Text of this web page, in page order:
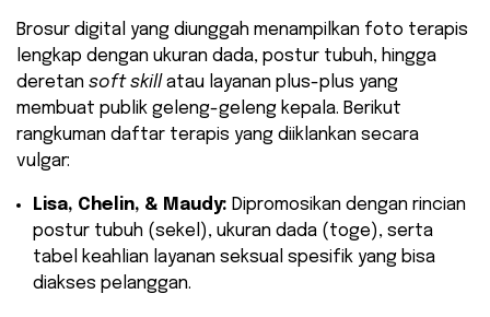
​Brosur digital yang diunggah menampilkan foto terapis
lengkap dengan ukuran dada, postur tubuh, hingga
deretan soft skill atau layanan plus-plus yang
membuat publik geleng-geleng kepala. Berikut
rangkuman daftar terapis yang diiklankan secara
vulgar:
Lisa, Chelin, & Maudy: Dipromosikan dengan rincian
postur tubuh (sekel), ukuran dada (toge), serta
tabel keahlian layanan seksual spesifik yang bisa
diakses pelanggan.